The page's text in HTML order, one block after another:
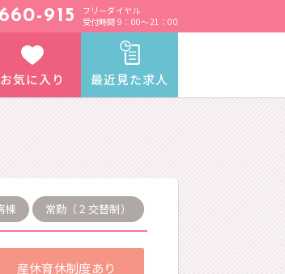
お気に入り 最近見た求人
660-915
フリーダイヤル
受付時間 9：00～21：00
棟 常勤（２交替制）
産休育休制度あり